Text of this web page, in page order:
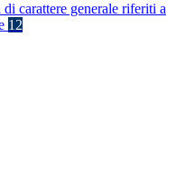
carattere generale riferiti a
12